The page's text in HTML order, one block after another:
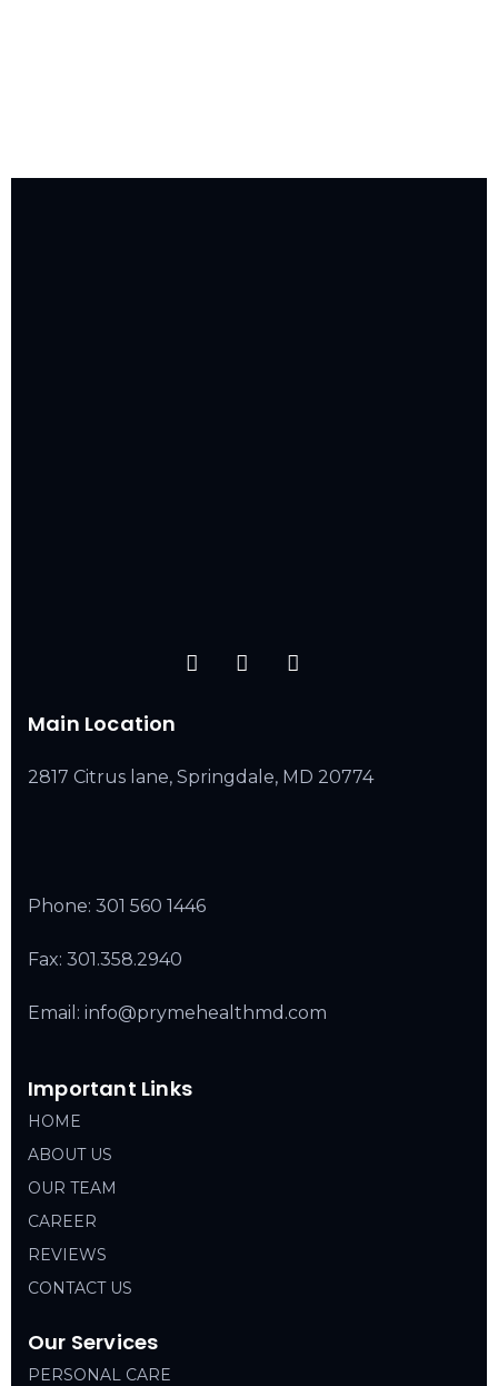
Main Location
2817 Citrus lane, Springdale, MD 20774
Phone: 301 560 1446
Fax: 301.358.2940
Email: info@prymehealthmd.com
Important Links
HOME
ABOUT US
OUR TEAM
CAREER
REVIEWS
CONTACT US
Our Services
PERSONAL CARE